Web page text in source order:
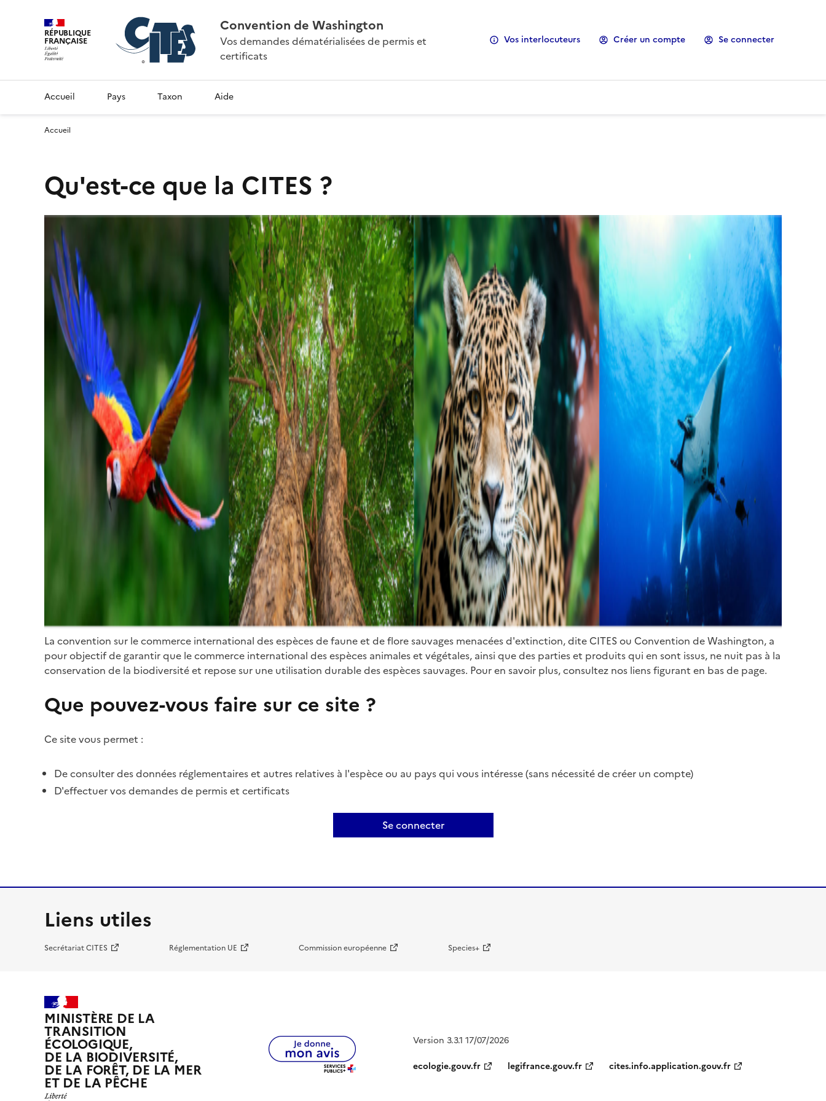
RÉPUBLIQUE
FRANÇAISE
Convention de Washington
Vos demandes dématérialisées de permis et
certificats
Vos interlocuteurs Créer un compte Se connecter
Accueil Pays Taxon Aide
Accueil
Qu'est-ce que la CITES ?
La convention sur le commerce international des espèces de faune et de flore sauvages menacées d'extinction, dite CITES ou Convention de Washington, a
pour objectif de garantir que le commerce international des espèces animales et végétales, ainsi que des parties et produits qui en sont issus, ne nuit pas à la
conservation de la biodiversité et repose sur une utilisation durable des espèces sauvages. Pour en savoir plus, consultez nos liens figurant en bas de page.
Que pouvez-vous faire sur ce site ?
Ce site vous permet :
De consulter des données réglementaires et autres relatives à l'espèce ou au pays qui vous intéresse (sans nécessité de créer un compte)
D'effectuer vos demandes de permis et certificats
Se connecter
Liens utiles
Secrétariat CITES Réglementation UE Commission européenne Species+
MINISTÈRE DE LA
TRANSITION
ÉCOLOGIQUE,
DE LA BIODIVERSITÉ,
DE LA FORÊT, DE LA MER
ET DE LA PÊCHE
Version 3.3.1 17/07/2026
ecologie.gouv.fr
legifrance.gouv.fr cites.info.application.gouv.fr